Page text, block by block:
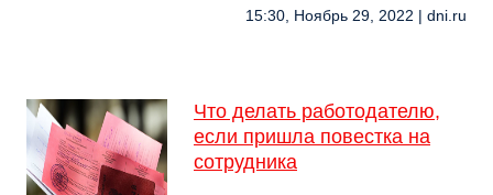
15:30, Ноябрь 29, 2022 | dni.ru
Что делать работодателю,
если пришла повестка на
сотрудника